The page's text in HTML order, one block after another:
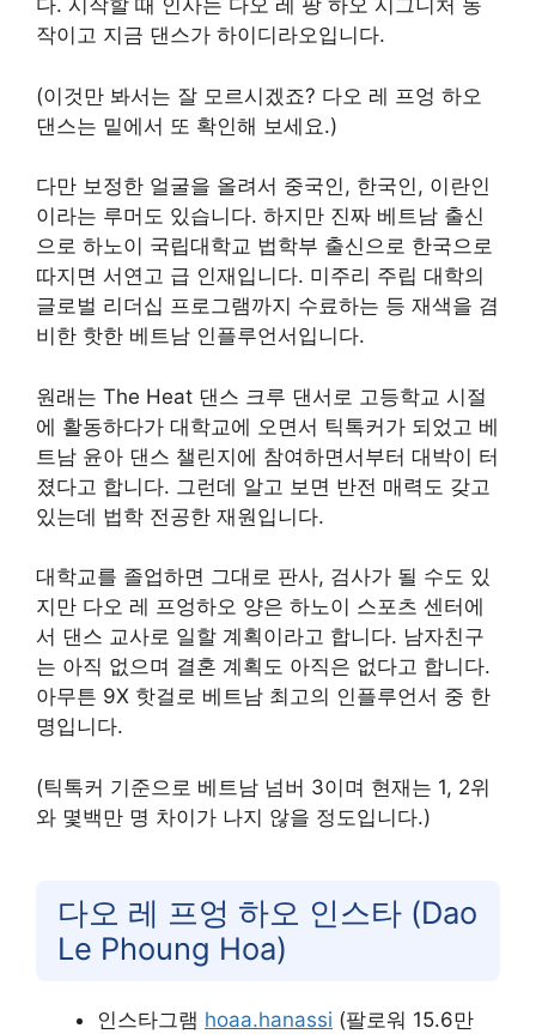
다. 시작할 때 인사는 다오 레 팡 하오 시그니처 동
작이고 지금 댄스가 하이디라오입니다.
(이것만 봐서는 잘 모르시겠죠? 다오 레 프엉 하오
댄스는 밑에서 또 확인해 보세요.)
다만 보정한 얼굴을 올려서 중국인, 한국인, 이란인
이라는 루머도 있습니다. 하지만 진짜 베트남 출신
으로 하노이 국립대학교 법학부 출신으로 한국으로
따지면 서연고 급 인재입니다. 미주리 주립 대학의
글로벌 리더십 프로그램까지 수료하는 등 재색을 겸
비한 핫한 베트남 인플루언서입니다.
원래는 The Heat 댄스 크루 댄서로 고등학교 시절
에 활동하다가 대학교에 오면서 틱톡커가 되었고 베
트남 윤아 댄스 챌린지에 참여하면서부터 대박이 터
졌다고 합니다. 그런데 알고 보면 반전 매력도 갖고
있는데 법학 전공한 재원입니다.
대학교를 졸업하면 그대로 판사, 검사가 될 수도 있
지만 다오 레 프엉하오 양은 하노이 스포츠 센터에
서 댄스 교사로 일할 계획이라고 합니다. 남자친구
는 아직 없으며 결혼 계획도 아직은 없다고 합니다.
아무튼 9X 핫걸로 베트남 최고의 인플루언서 중 한
명입니다.
(틱톡커 기준으로 베트남 넘버 3이며 현재는 1, 2위
와 몇백만 명 차이가 나지 않을 정도입니다.)
다오 레 프엉 하오 인스타 (Dao
Le Phoung Hoa)
인스타그램 hoaa.hanassi (팔로워 15.6만